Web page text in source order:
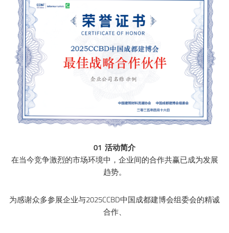
01 活动简介
在当今竞争激烈的市场环境中，企业间的合作共赢已成为发展
趋势。
为感谢众多参展企业与2025CCBD中国成都建博会组委会的精诚
合作、